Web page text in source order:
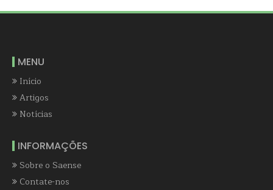
MENU
Início
Artigos
Notícias
INFORMAÇÕES
Sobre o Saense
Contate-nos